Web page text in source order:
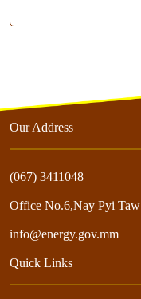
Our Address
(067) 3411048
Office No.6,Nay Pyi Taw
info@energy.gov.mm
Quick Links